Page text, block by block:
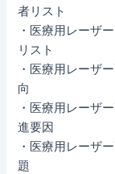
者リスト
・医療用レーザ
リスト
・医療用レーザ
向
・医療用レーザ
進要因
・医療用レーザ
題